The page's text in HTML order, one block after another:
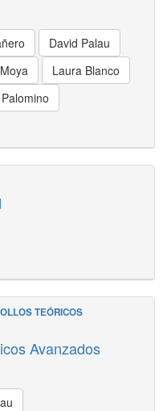
David Palau
Laura Blanco
TEÓRICOS
Avanzados